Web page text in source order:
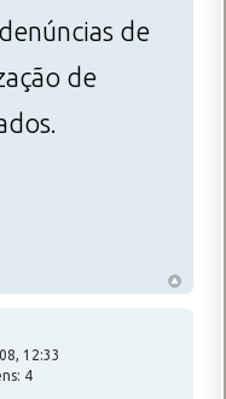
de
de
12:33
4